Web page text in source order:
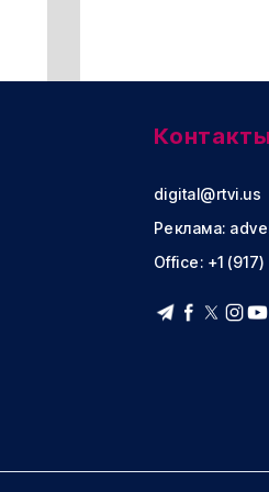
Контакты
digital@rtvi.us
Реклама:
Office: +1